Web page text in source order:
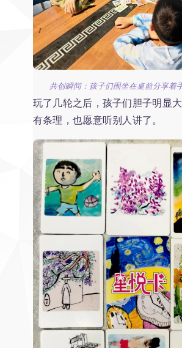
共创瞬间：孩子们围坐在桌前分享着
玩了几轮之后，孩子们胆子明显
有条理，也愿意听别人讲了。